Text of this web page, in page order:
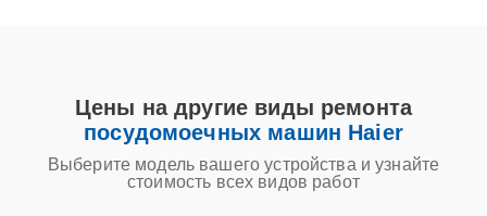
Цены на другие виды ремонта
посудомоечных машин Haier
Выберите модель вашего устройства и узнайте
стоимость всех видов работ